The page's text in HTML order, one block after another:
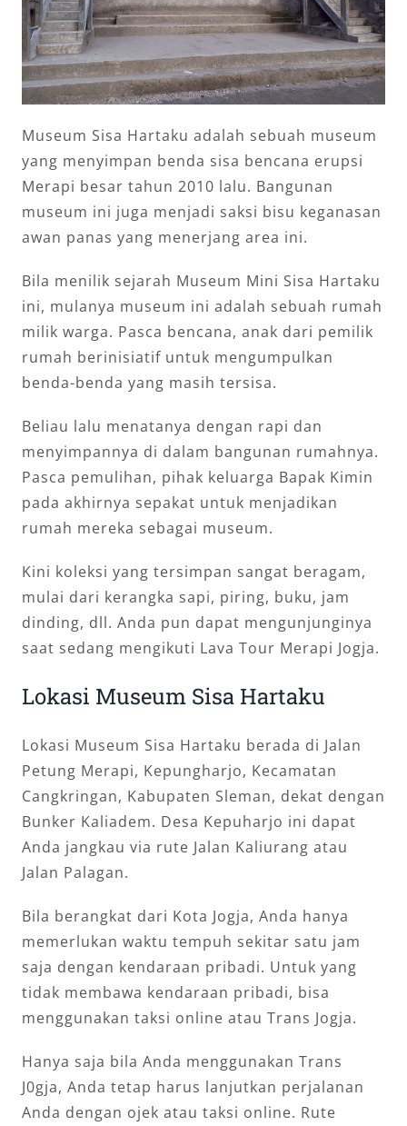
Museum Sisa Hartaku adalah sebuah museum
yang menyimpan benda sisa bencana erupsi
Merapi besar tahun 2010 lalu. Bangunan
museum ini juga menjadi saksi bisu keganasan
awan panas yang menerjang area ini.
Bila menilik sejarah Museum Mini Sisa Hartaku
ini, mulanya museum ini adalah sebuah rumah
milik warga. Pasca bencana, anak dari pemilik
rumah berinisiatif untuk mengumpulkan
benda-benda yang masih tersisa.
Beliau lalu menatanya dengan rapi dan
menyimpannya di dalam bangunan rumahnya.
Pasca pemulihan, pihak keluarga Bapak Kimin
pada akhirnya sepakat untuk menjadikan
rumah mereka sebagai museum.
Kini koleksi yang tersimpan sangat beragam,
mulai dari kerangka sapi, piring, buku, jam
dinding, dll. Anda pun dapat mengunjunginya
saat sedang mengikuti Lava Tour Merapi Jogja.
Lokasi Museum Sisa Hartaku
Lokasi Museum Sisa Hartaku berada di Jalan
Petung Merapi, Kepungharjo, Kecamatan
Cangkringan, Kabupaten Sleman, dekat dengan
Bunker Kaliadem. Desa Kepuharjo ini dapat
Anda jangkau via rute Jalan Kaliurang atau
Jalan Palagan.
Bila berangkat dari Kota Jogja, Anda hanya
memerlukan waktu tempuh sekitar satu jam
saja dengan kendaraan pribadi. Untuk yang
tidak membawa kendaraan pribadi, bisa
menggunakan taksi online atau Trans Jogja.
Hanya saja bila Anda menggunakan Trans
J0gja, Anda tetap harus lanjutkan perjalanan
Anda dengan ojek atau taksi online. Rute